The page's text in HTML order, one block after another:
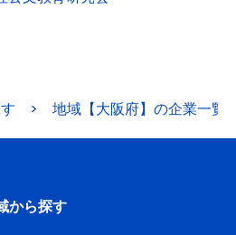
> 地域【大阪府】の企業一覧
から探す